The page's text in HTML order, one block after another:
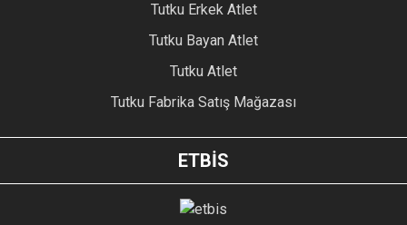
Tutku Erkek Atlet
Tutku Bayan Atlet
Tutku Atlet
Tutku Fabrika Satış Mağazası
ETBİS